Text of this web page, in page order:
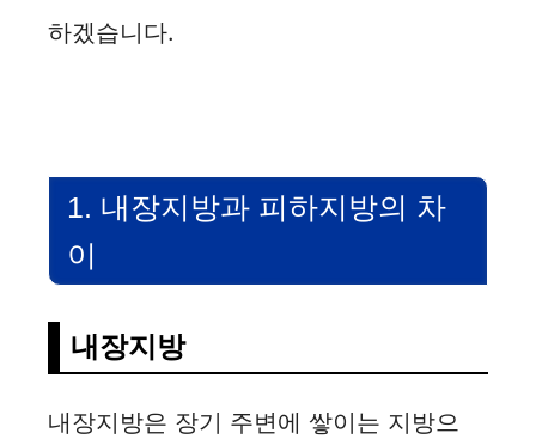
하겠습니다.
1. 내장지방과 피하지방의 차
이
내장지방
내장지방은 장기 주변에 쌓이는 지방으